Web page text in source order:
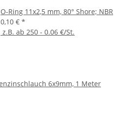
O-Ring 11x2,5 mm, 80° Shore; NBR
0,10 € *
z.B. ab 250 - 0.06 €/St.